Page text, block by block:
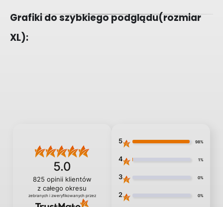
Grafiki do szybkiego podglądu(rozmiar
XL):
5.0
825 opinii klientów
z całego okresu
zebranych i zweryfikowanych przez
5 98%
4 1%
3 0%
2 0%